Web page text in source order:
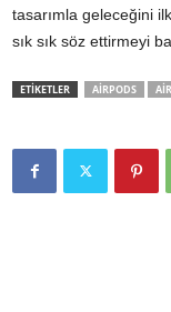
tasarımla geleceğini
sık sık söz ettirmeyi
ETİKETLER AIRPODS